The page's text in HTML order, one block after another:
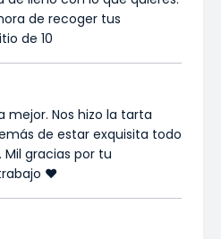
de recoger tus
de 10
mejor. Nos hizo la tarta
de estar exquisita todo
gracias por tu
❤️